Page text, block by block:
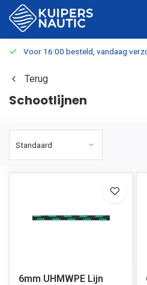
Voor 16:00 besteld, vandaag
Terug
Schootlijnen
6mm UHMWPE Lijn